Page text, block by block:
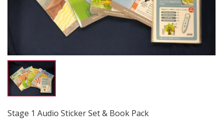
Stage 1 Audio Sticker Set & Book Pack